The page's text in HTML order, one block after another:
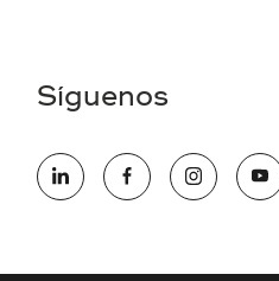
electrónico
oportunidades que se
de trabajo diversa y a
Síguenos